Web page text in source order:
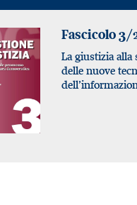
Fascicolo 3/
La giustizia alla
delle nuove